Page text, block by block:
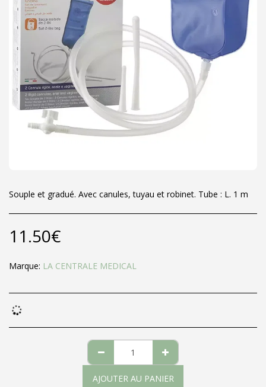
Souple et gradué. Avec canules, tuyau et robinet. Tube : L. 1 m
11.50€
Marque: LA CENTRALE MEDICAL
AJOUTER AU PANIER